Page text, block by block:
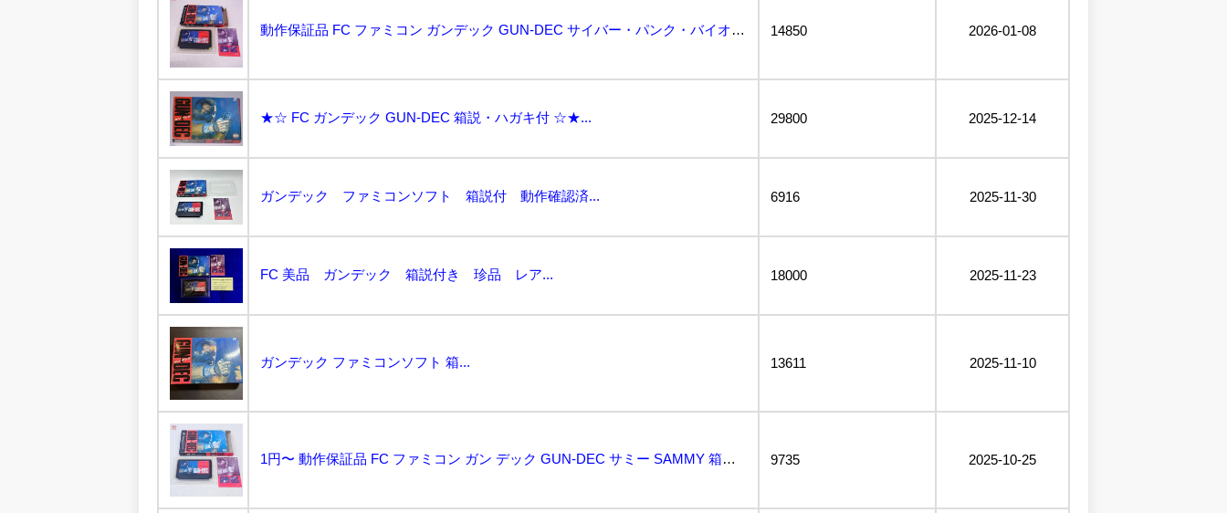
動作保証品 FC ファミコン ガンデック GUN-DEC サイバー・パンク・バイオレンス サミー S... 14850 2026-01-08
★☆ FC ガンデック GUN-DEC 箱説・ハガキ付 ☆★... 29800 2025-12-14
ガンデック ファミコンソフト 箱説付 動作確認済... 6916 2025-11-30
FC 美品 ガンデック 箱説付き 珍品 レア... 18000 2025-11-23
ガンデック ファミコンソフト 箱... 13611 2025-11-10
1円〜 動作保証品 FC ファミコン ガン デック GUN-DEC サミー SAMMY 箱説付【10... 9735 2025-10-25